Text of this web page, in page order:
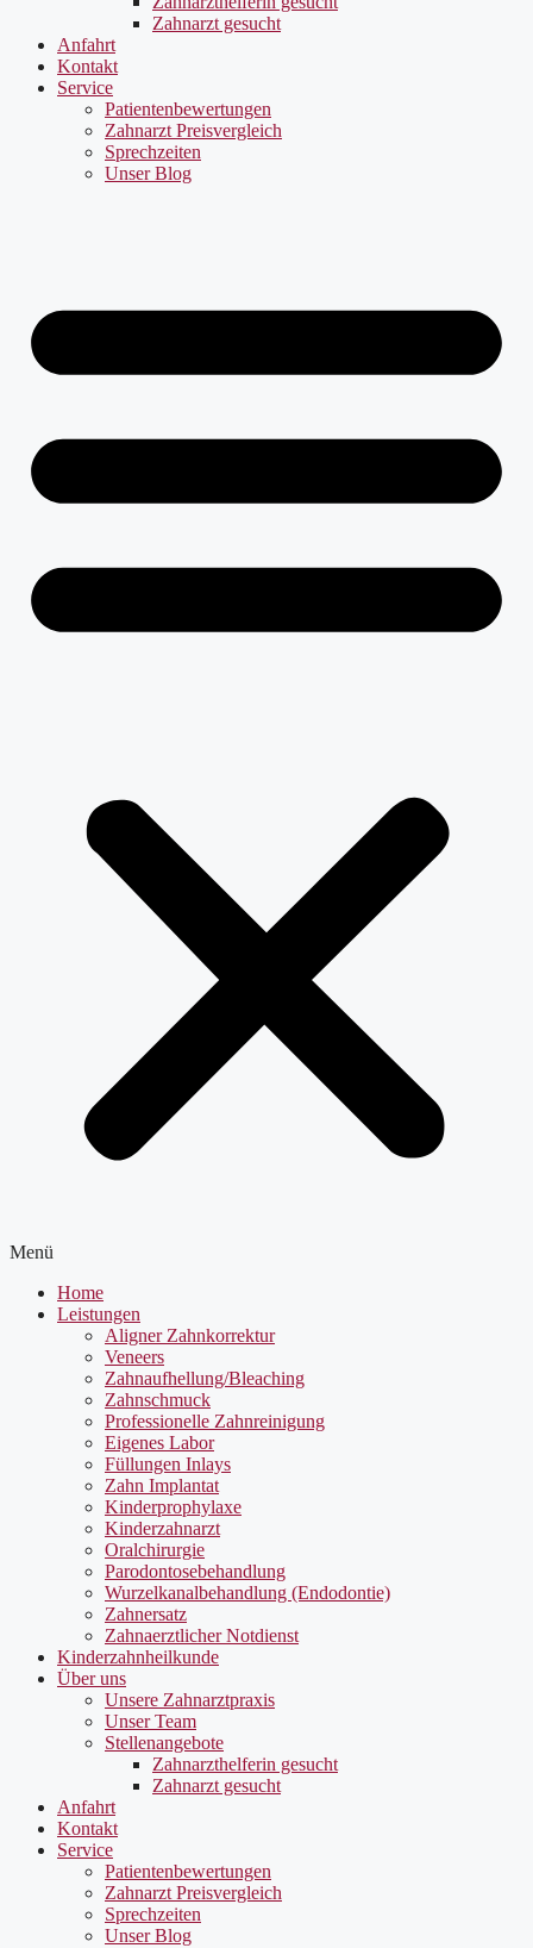
Zahnarzt gesucht
Anfahrt
Kontakt
Service
Patientenbewertungen
Zahnarzt Preisvergleich
Sprechzeiten
Unser Blog
Menü
Home
Leistungen
Aligner Zahnkorrektur
Veneers
Zahnaufhellung/Bleaching
Zahnschmuck
Professionelle Zahnreinigung
Eigenes Labor
Füllungen Inlays
Zahn Implantat
Kinderprophylaxe
Kinderzahnarzt
Oralchirurgie
Parodontosebehandlung
Wurzelkanalbehandlung (Endodontie)
Zahnersatz
Zahnaerztlicher Notdienst
Kinderzahnheilkunde
Über uns
Unsere Zahnarztpraxis
Unser Team
Stellenangebote
Zahnarzthelferin gesucht
Zahnarzt gesucht
Anfahrt
Kontakt
Service
Patientenbewertungen
Zahnarzt Preisvergleich
Sprechzeiten
Unser Blog